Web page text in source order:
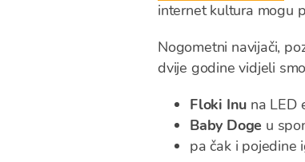
internet kultura mogu
Nogometni navijači,
dvije godine vidjeli
Floki Inu na LED
Baby Doge u
pa čak i pojedine